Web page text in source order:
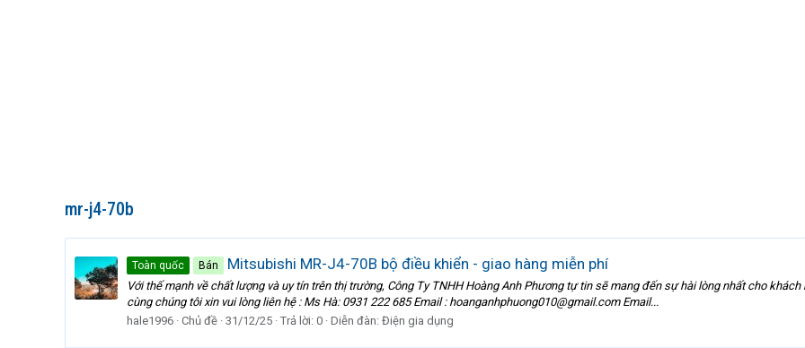
mr-j4-70b
Toàn quốc Bán Mitsubishi MR-J4-70B bộ điều khiển - giao hàng miễn phí
Với thế mạnh về chất lượng và uy tín trên thị trường, Công Ty TNHH Hoàng Anh Phương tự tin sẽ mang đến sự hài lòng nhất cho
cùng chúng tôi xin vui lòng liên hệ : Ms Hà: 0931 222 685 Email : hoanganhphuong010@gmail.com Email...
hale1996 Chủ đề 31/12/25 Trả lời: 0 Diễn đàn: Điện gia dụng